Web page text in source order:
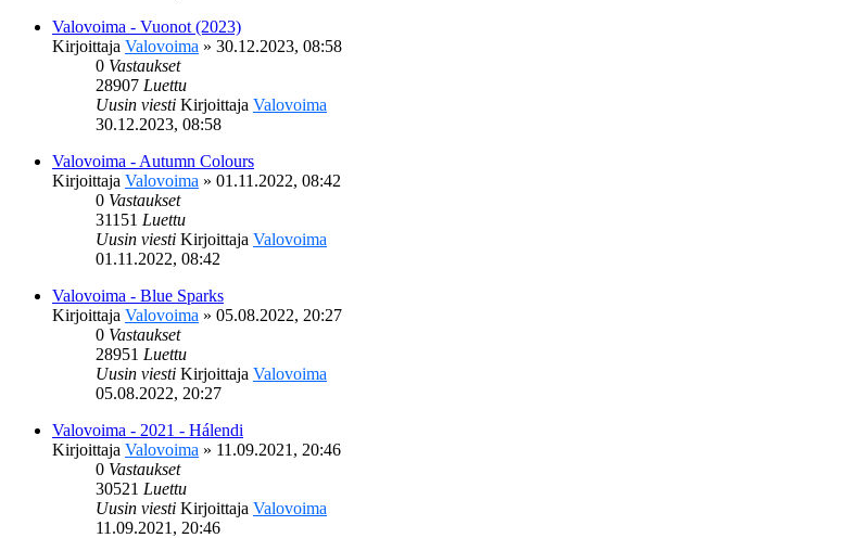
Valovoima - Vuonot (2023)
Kirjoittaja Valovoima » 30.12.2023, 08:58
0 Vastaukset
28907 Luettu
Uusin viesti Kirjoittaja Valovoima
30.12.2023, 08:58
Valovoima - Autumn Colours
Kirjoittaja Valovoima » 01.11.2022, 08:42
0 Vastaukset
31151 Luettu
Uusin viesti Kirjoittaja Valovoima
01.11.2022, 08:42
Valovoima - Blue Sparks
Kirjoittaja Valovoima » 05.08.2022, 20:27
0 Vastaukset
28951 Luettu
Uusin viesti Kirjoittaja Valovoima
05.08.2022, 20:27
Valovoima - 2021 - Hálendi
Kirjoittaja Valovoima » 11.09.2021, 20:46
0 Vastaukset
30521 Luettu
Uusin viesti Kirjoittaja Valovoima
11.09.2021, 20:46